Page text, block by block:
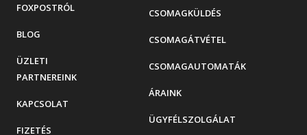
CSOMAGKÜLDÉS
CSOMAGÁTVÉTEL
CSOMAGAUTOMATÁK
ÁRAINK
ÜGYFÉLSZOLGÁLAT
FOXPOSTRÓL
BLOG
ÜZLETI
PARTNEREINK
KAPCSOLAT
FIZETÉS